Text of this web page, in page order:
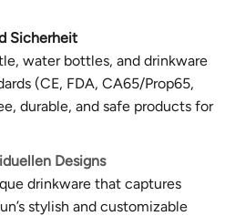
Sicherheit
water bottles, and drinkware
(CE, FDA, CA65/Prop65,
durable, and safe products for
Designs
drinkware that captures
stylish and customizable